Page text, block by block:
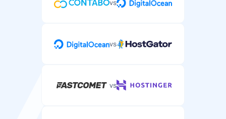
vs
vs
vs